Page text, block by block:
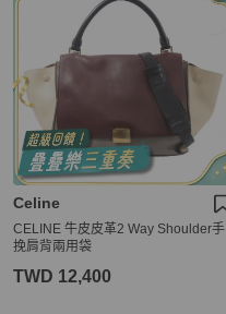
Celine
CELINE 牛皮皮革2 Way Shoulder手
挽肩背兩用袋
TWD 12,400